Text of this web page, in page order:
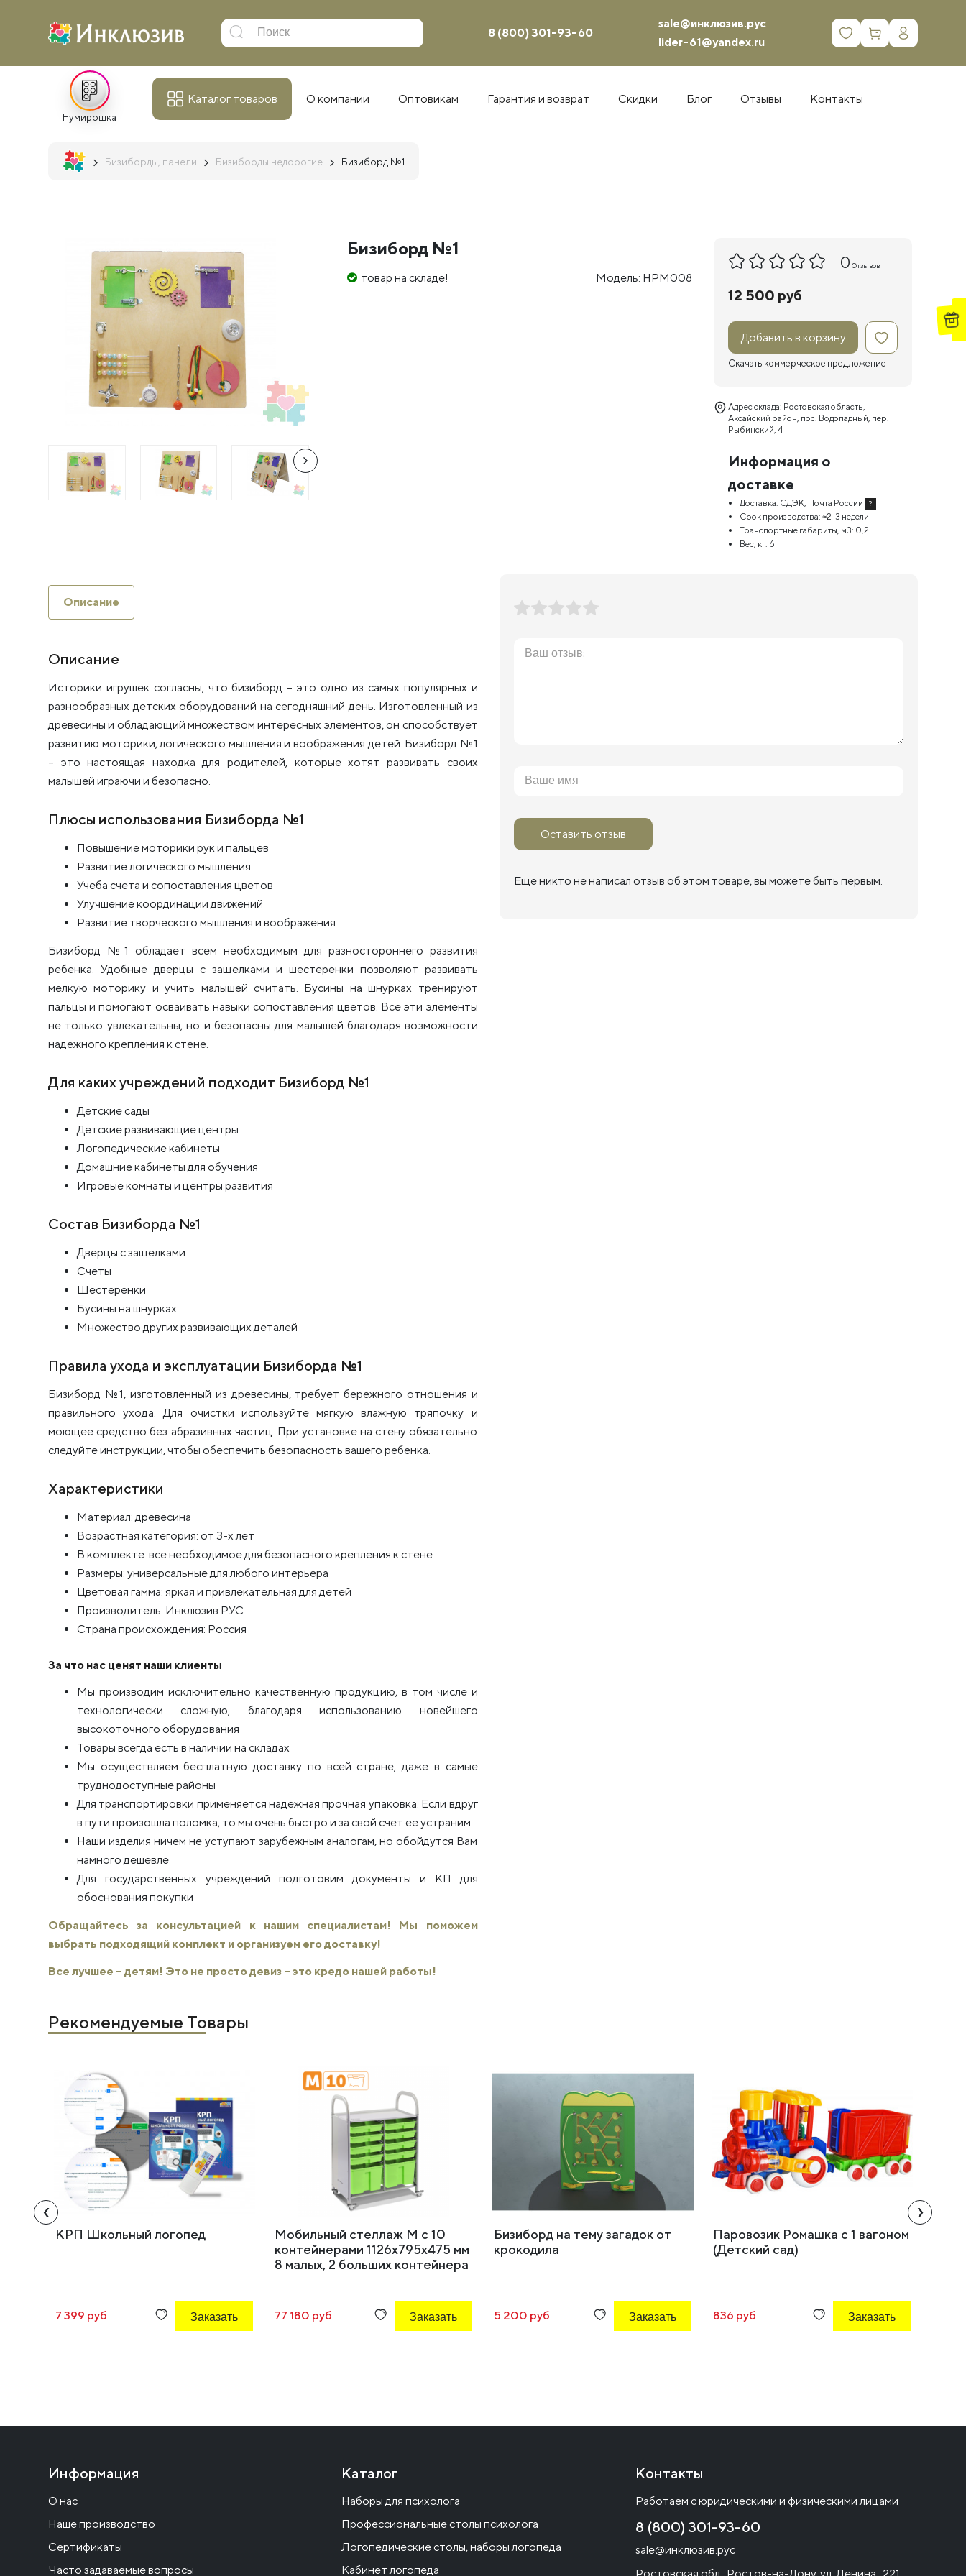
8 (800) 301-93-60
sale@инклюзив.рус
lider-61@yandex.ru
0
Нумирошка
Каталог товаров О компании Оптовикам Гарантия и возврат Скидки Блог Отзывы Контакты
Бизиборды, панели Бизиборды недорогие Бизиборд №1
Бизиборд №1
товар на складе! Модель: НРМ008
0 Отзывов
12 500 руб
Добавить в корзину
Скачать коммерческое предложение
Адрес склада: Ростовская область,
Аксайский район, пос. Водопадный, пер.
Рыбинский, 4
Информация о
доставке
Доставка: СДЭК, Почта России ?
Срок производства: ≈2-3 недели
Транспортные габариты, м3: 0,2
Вес, кг: 6
Описание
Описание
Историки игрушек согласны, что бизиборд – это одно из самых популярных и
разнообразных детских оборудований на сегодняшний день. Изготовленный из
древесины и обладающий множеством интересных элементов, он способствует
развитию моторики, логического мышления и воображения детей. Бизиборд №1
– это настоящая находка для родителей, которые хотят развивать своих
малышей играючи и безопасно.
Плюсы использования Бизиборда №1
Повышение моторики рук и пальцев
Развитие логического мышления
Учеба счета и сопоставления цветов
Улучшение координации движений
Развитие творческого мышления и воображения
Бизиборд №1 обладает всем необходимым для разностороннего развития
ребенка. Удобные дверцы с защелками и шестеренки позволяют развивать
мелкую моторику и учить малышей считать. Бусины на шнурках тренируют
пальцы и помогают осваивать навыки сопоставления цветов. Все эти элементы
не только увлекательны, но и безопасны для малышей благодаря возможности
надежного крепления к стене.
Для каких учреждений подходит Бизиборд №1
Детские сады
Детские развивающие центры
Логопедические кабинеты
Домашние кабинеты для обучения
Игровые комнаты и центры развития
Состав Бизиборда №1
Дверцы с защелками
Счеты
Шестеренки
Бусины на шнурках
Множество других развивающих деталей
Правила ухода и эксплуатации Бизиборда №1
Бизиборд №1, изготовленный из древесины, требует бережного отношения и
правильного ухода. Для очистки используйте мягкую влажную тряпочку и
моющее средство без абразивных частиц. При установке на стену обязательно
следуйте инструкции, чтобы обеспечить безопасность вашего ребенка.
Характеристики
Материал: древесина
Возрастная категория: от 3-х лет
В комплекте: все необходимое для безопасного крепления к стене
Размеры: универсальные для любого интерьера
Цветовая гамма: яркая и привлекательная для детей
Производитель: Инклюзив РУС
Страна происхождения: Россия
За что нас ценят наши клиенты
Мы производим исключительно качественную продукцию, в том числе и
технологически сложную, благодаря использованию новейшего
высокоточного оборудования
Товары всегда есть в наличии на складах
Мы осуществляем бесплатную доставку по всей стране, даже в самые
труднодоступные районы
Для транспортировки применяется надежная прочная упаковка. Если вдруг
в пути произошла поломка, то мы очень быстро и за свой счет ее устраним
Наши изделия ничем не уступают зарубежным аналогам, но обойдутся Вам
намного дешевле
Для государственных учреждений подготовим документы и КП для
обоснования покупки
Обращайтесь за консультацией к нашим специалистам! Мы поможем
выбрать подходящий комплект и организуем его доставку!
Все лучшее – детям! Это не просто девиз – это кредо нашей работы!
Оставить отзыв
Еще никто не написал отзыв об этом товаре, вы можете быть первым.
Рекомендуемые Товары
КРП Школьный логопед
7 399 руб Заказать
Мобильный стеллаж M с 10
контейнерами 1126х795х475 мм
8 малых, 2 больших контейнера
77 180 руб Заказать
Бизиборд на тему загадок от
крокодила
5 200 руб Заказать
Паровозик Ромашка с 1 вагоном
(Детский сад)
836 руб Заказать
‹ ›
Информация
О нас
Наше производство
Сертификаты
Часто задаваемые вопросы
Каталог
Наборы для психолога
Профессиональные столы психолога
Логопедические столы, наборы логопеда
Кабинет логопеда
Контакты
Работаем с юридическими и физическими лицами
8 (800) 301-93-60
sale@инклюзив.рус